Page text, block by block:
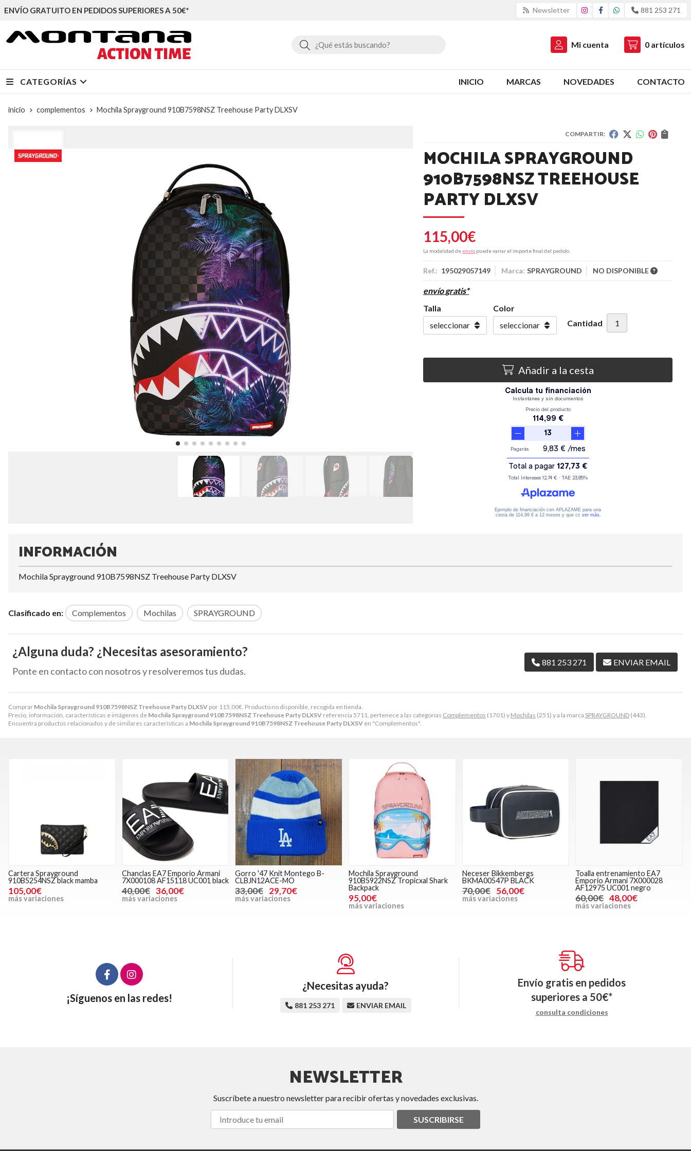
ENVÍO GRATUITO EN PEDIDOS SUPERIORES A 50€* Newsletter 881 253 271
Buscar Mi cuenta 0 artículos
CATEGORÍAS INICIO MARCAS NOVEDADES CONTACTO
inicio complementos Mochila Sprayground 910B7598NSZ Treehouse Party DLXSV
COMPARTIR:
MOCHILA SPRAYGROUND
910B7598NSZ TREEHOUSE
PARTY DLXSV
115,00€
La modalidad de envío puede variar el importe final del pedido.
Ref.: 195029057149 Marca: SPRAYGROUND NO DISPONIBLE
envío gratis*
Talla
Color
Cantidad
Añadir a la cesta
Comprar Mochila Sprayground 910B7598NSZ Treehouse Party DLXSV por 115,00€. Producto no disponible, recogida en tienda.
Precio, información, características e imágenes de Mochila Sprayground 910B7598NSZ Treehouse Party DLXSV referencia 5711, pertenece a las categorías Complementos (1701) y Mochilas (251) y a la marca SPRAYGROUND (443).
Encuentra productos relacionados y de similares características a Mochila Sprayground 910B7598NSZ Treehouse Party DLXSV en "Complementos".
INFORMACIÓN
Mochila Sprayground 910B7598NSZ Treehouse Party DLXSV
Clasificado en: Complementos Mochilas SPRAYGROUND
¿Alguna duda? ¿Necesitas asesoramiento?
Ponte en contacto con nosotros y resolveremos tus dudas.
881 253 271 ENVIAR EMAIL
Cartera Sprayground
910B5254NSZ black mamba
105,00€
más variaciones
Chanclas EA7 Emporio Armani
7X000108 AF15118 UC001 black
40,00€ 36,00€
más variaciones
Gorro '47 Knit Montego B-
CLBJN12ACE-MO
33,00€ 29,70€
más variaciones
Mochila Sprayground
910B5922NSZ Tropicxal Shark
Backpack
95,00€
más variaciones
Neceser Bikkembergs
BKMA00547P BLACK
70,00€ 56,00€
más variaciones
Toalla entrenamiento EA7
Emporio Armani 7X000028
AF12975 UC001 negro
60,00€ 48,00€
más variaciones
¡Síguenos en las redes!
¿Necesitas ayuda?
881 253 271 ENVIAR EMAIL
Envío gratis en pedidos
superiores a 50€*
consulta condiciones
NEWSLETTER
Suscríbete a nuestro newsletter para recibir ofertas y novedades exclusivas.
SUSCRIBIRSE